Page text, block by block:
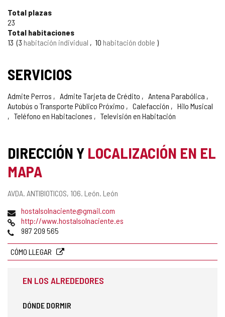
Total plazas
23
Total habitaciones
13 3 habitación individual 10 habitación doble
SERVICIOS
Admite Perros Admite Tarjeta de Crédito
Antena Parabólica
Autobús o Transporte Público Próximo
Calefacción
Hilo Musical
Teléfono en Habitaciones
Televisión en Habitación
DIRECCIÓN Y LOCALIZACIÓN EN EL
MAPA
Dirección
AVDA. ANTIBIOTICOS, 106. León. León
Dirección
de
correo
hostalsolnaciente@gmail.com
Página
Web
http://www.hostalsolnaciente.es
Teléfonos
987 209 565
CÓMO LLEGAR
EN LOS ALREDEDORES
DÓNDE DORMIR